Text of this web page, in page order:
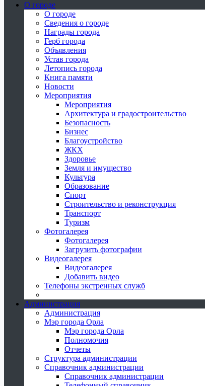
О городе
О городе
Сведения о городе
Награды города
Герб города
Объявления
Устав города
Летопись города
Книга памяти
Новости
Мероприятия
Мероприятия
Архитектура и градостроительство
Безопасность
Бизнес
Благоустройство
ЖКХ
Здоровье
Земля и имущество
Культура
Образование
Спорт
Строительство и реконструкция
Транспорт
Туризм
Фотогалерея
Фотогалерея
Загрузить фотографии
Видеогалерея
Видеогалерея
Добавить видео
Телефоны экстренных служб
Администрация
Администрация
Мэр города Орла
Мэр города Орла
Полномочия
Отчеты
Структура администрации
Справочник администрации
Справочник администрации